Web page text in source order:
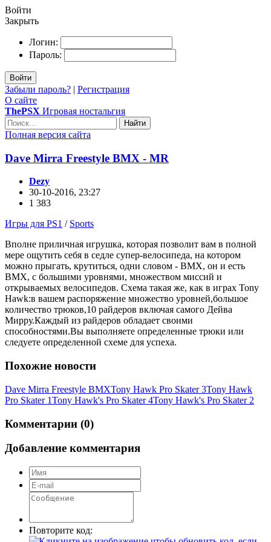
Войти
Закрыть
Логин:
Пароль:
Войти
Забыли пароль? | Регистрация
О сайте
ThePSX Игровая ностальгия
Найти
Полная версия сайта
Dave Mirra Freestyle BMX - MR
Dezy
30-10-2016, 23:27
1 383
Игры для PS1 / Sports
Вполне приличная игрушка, которая позволит вам в полной
мере ощутить себя в седле супер-велосипеда, на котором
можно прыгать, крутиться, одни словом - BMX, он и есть
BMX, с большими уровнями, множеством миссий и
открываемых велосипедов. Схема такая же, как в играх Tony
Hawk:в вашем распоряжение множество уровней,большое
количество трюков,10 райдеров включая самого Дейва
Мирру.Каждый из райдеров обладает своими
способностями.Вы выполняете определенные трюки или
следуете определенной схеме для успеха.
Похожие новости
Dave Mirra Freestyle BMXTony Hawk Pro Skater 3Tony Hawk
Pro Skater 1Tony Hawk's Pro Skater 4Tony Hawk's Pro Skater 2
Комментарии (0)
Добавление комментария
Повторите код: